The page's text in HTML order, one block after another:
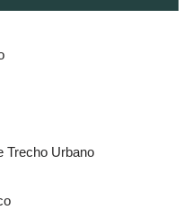
Trecho Urbano